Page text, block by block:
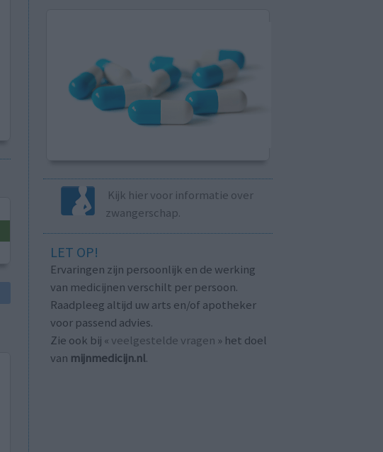
Kijk hier voor informatie over
zwangerschap.
LET OP!
Ervaringen zijn persoonlijk en de werking
van medicijnen verschilt per persoon.
Raadpleeg altijd uw arts en/of apotheker
voor passend advies.
Zie ook bij « veelgestelde vragen » het doel
van mijnmedicijn.nl.